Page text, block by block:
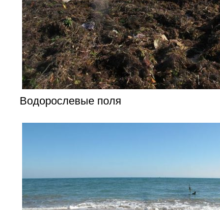
Водорослевые поля